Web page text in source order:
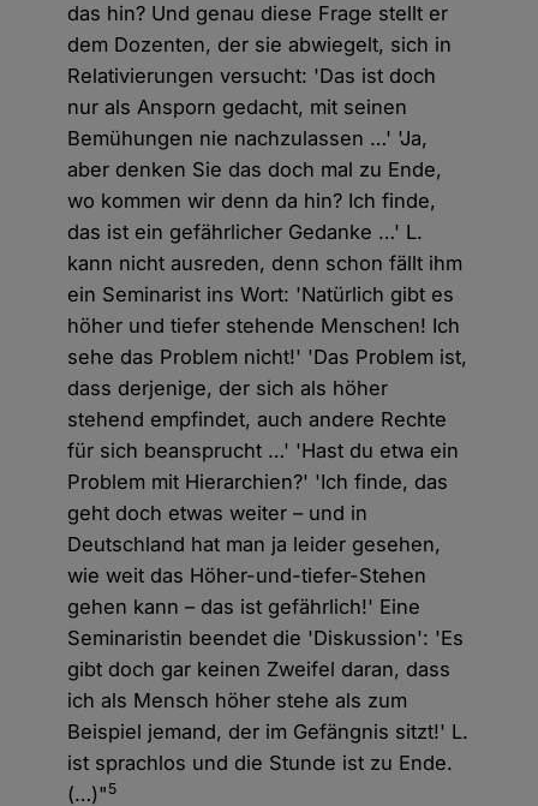
das hin? Und genau diese Frage stellt er
dem Dozenten, der sie abwiegelt, sich in
Relativierungen versucht: 'Das ist doch
nur als Ansporn gedacht, mit seinen
Bemühungen nie nachzulassen …' 'Ja,
aber denken Sie das doch mal zu Ende,
wo kommen wir denn da hin? Ich finde,
das ist ein gefährlicher Gedanke …' L.
kann nicht ausreden, denn schon fällt ihm
ein Seminarist ins Wort: 'Natürlich gibt es
höher und tiefer stehende Menschen! Ich
sehe das Problem nicht!' 'Das Problem ist,
dass derjenige, der sich als höher
stehend empfindet, auch andere Rechte
für sich beansprucht …' 'Hast du etwa ein
Problem mit Hierarchien?' 'Ich finde, das
geht doch etwas weiter – und in
Deutschland hat man ja leider gesehen,
wie weit das Höher-und-tiefer-Stehen
gehen kann – das ist gefährlich!' Eine
Seminaristin beendet die 'Diskussion': 'Es
gibt doch gar keinen Zweifel daran, dass
ich als Mensch höher stehe als zum
Beispiel jemand, der im Gefängnis sitzt!' L.
ist sprachlos und die Stunde ist zu Ende.
(…)" 5